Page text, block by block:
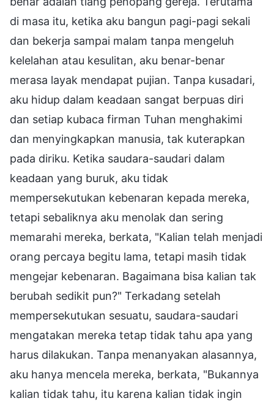
di masa itu, ketika aku bangun pagi-pagi sekali
dan bekerja sampai malam tanpa mengeluh
kelelahan atau kesulitan, aku benar-benar
merasa layak mendapat pujian. Tanpa kusadari,
aku hidup dalam keadaan sangat berpuas diri
dan setiap kubaca firman Tuhan menghakimi
dan menyingkapkan manusia, tak kuterapkan
pada diriku. Ketika saudara-saudari dalam
keadaan yang buruk, aku tidak
mempersekutukan kebenaran kepada mereka,
tetapi sebaliknya aku menolak dan sering
memarahi mereka, berkata, "Kalian telah menjadi
orang percaya begitu lama, tetapi masih tidak
mengejar kebenaran. Bagaimana bisa kalian tak
berubah sedikit pun?" Terkadang setelah
mempersekutukan sesuatu, saudara-saudari
mengatakan mereka tetap tidak tahu apa yang
harus dilakukan. Tanpa menanyakan alasannya,
aku hanya mencela mereka, berkata, "Bukannya
kalian tidak tahu, itu karena kalian tidak ingin